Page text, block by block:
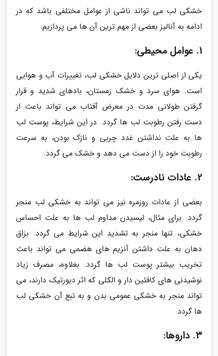
خشکی لب می تواند ناشی از عوامل مختلفی باشد که در
ادامه به آنالیز بعضی از مهم ترین آن ها می پردازیم:
1. عوامل محیطی:
یکی از اصلی ترین دلایل خشکی لب، تغییرات آب و هوایی
است. هوای سرد و خشک زمستان، بادهای شدید و قرار
گرفتن طولانی مدت در معرض آفتاب می تواند باعث از
دست رفتن رطوبت لب ها گردد. در این شرایط، پوست لب
ها به علت نداشتن غدد چربی و نازک بودن، به سرعت
رطوبت خود را از دست می دهد و خشک می گردد.
2. عادات نادرست:
بعضی از عادات روزمره نیز می تواند به خشکی لب منجر
گردد. برای مثال، لیسیدن مداوم لب ها به علت احساس
خشکی، تنها منجر به تشدید این شرایط می گردد. بزاق
دهان به علت داشتن آنزیم های هضمی می تواند باعث
تخریب بیشتر پوست لب ها گردد. بعلاوه، مصرف زیاد
نوشیدنی های کافئین دار و الکلی که اثر دیورتیک دارند، می
تواند منجر به خشکی عمومی بدن و به تبع آن خشکی لب
ها گردد.
3. داروها: